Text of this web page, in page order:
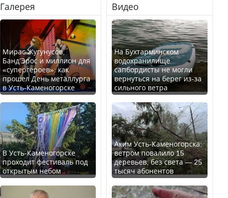
Казахстан возглавил
рейтинг благополучия
среди стран Центральной
Азии
Будут ли представлены
интересы регионов в
Курултае?
Ең төменгі жалақы,
алимент, экология: жеті
партия сайлаушылармен
В РФ вынесен заочный
приговор по уголовному
делу об убийстве Игоря
Талькова
В России введены
дополнительные
ограничения для
казахстанских прав
Трамп официально
вступил в должность
Галерея
Мирас Жугунусов,
Банд’Эрос и миллион для
«супергероев»: как
прошел День металлурга
в Усть-Каменогорске
В Усть-Каменогорске
проходит фестиваль под
открытым небом
Видео
На Бухтарминском
водохранилище
сапбордисты не могли
вернуться на берег из-за
сильного ветра
Аким Усть-Каменогорска:
ветром повалило 15
деревьев, без света — 25
тысяч абонентов